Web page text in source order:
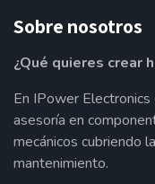
Sobre nosotros
¿Qué quieres crear
En IPower
asesoría en
mecánicos cubriendo
mantenimiento.